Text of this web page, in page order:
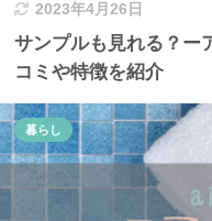
2023年4月26日
サンプルも見れる？ー
コミや特徴を紹介
暮らし